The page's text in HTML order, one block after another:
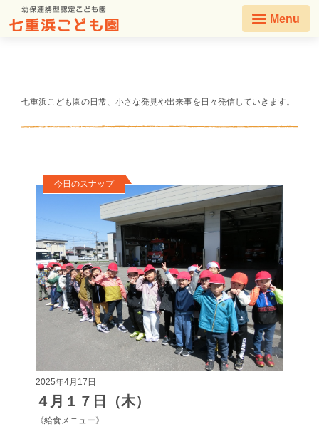
Menu
七重浜こども園の日常、小さな発見や出来事を日々発信していきます。
今日のスナップ
2025年4月17日
４月１７日（木）
《給食メニュー》